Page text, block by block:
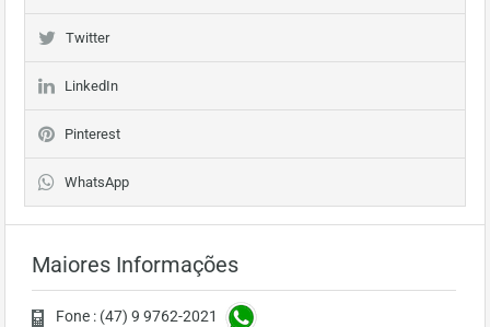
Twitter
LinkedIn
Pinterest
WhatsApp
Maiores Informações
Fone : (47) 9 9762-2021